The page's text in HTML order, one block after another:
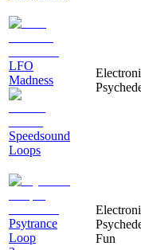
LFO
Madness
Speedsound
Loops
Psytrance
Loop
Fun